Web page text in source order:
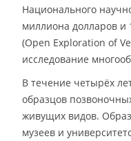
Национального
миллиона долларов и
(Open Exploration of
исследование
В течение четырёх
образцов
живущих видов.
музеев и